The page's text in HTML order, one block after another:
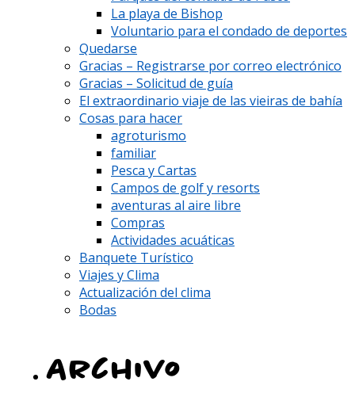
La playa de Bishop
Voluntario para el condado de deportes
Quedarse
Gracias – Registrarse por correo electrónico
Gracias – Solicitud de guía
El extraordinario viaje de las vieiras de bahía
Cosas para hacer
agroturismo
familiar
Pesca y Cartas
Campos de golf y resorts
aventuras al aire libre
Compras
Actividades acuáticas
Banquete Turístico
Viajes y Clima
Actualización del clima
Bodas
Archivo